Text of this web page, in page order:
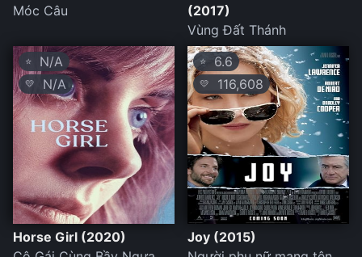
Móc Câu
(2017)
Vùng Đất Thánh
⭐ N/A
💛 N/A
Horse Girl (2020)
⭐ 6.6
💛 116,608
Joy (2015)